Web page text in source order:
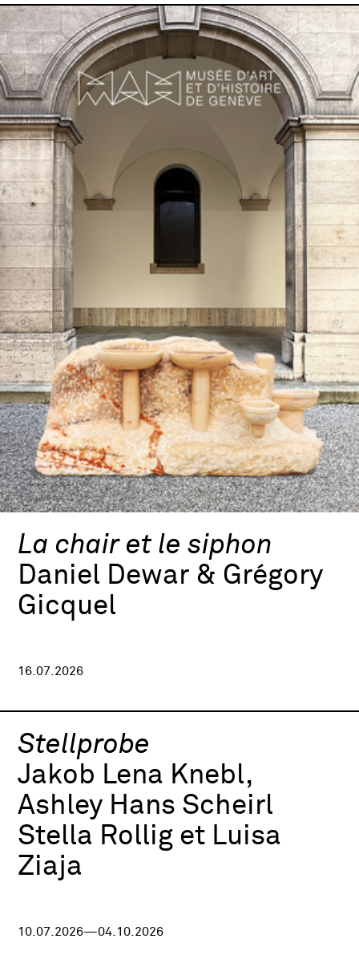
La chair et le siphon
Daniel Dewar & Grégory
Gicquel
16.07.2026
Stellprobe
Jakob Lena Knebl,
Ashley Hans Scheirl
Stella Rollig et Luisa
Ziaja
10.07.2026—04.10.2026